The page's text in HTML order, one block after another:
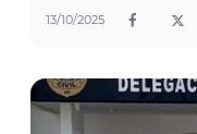
13/10/2025